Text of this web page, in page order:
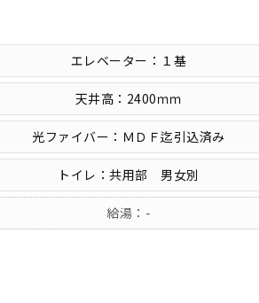
エレベーター：１基
天井高：2400ｍｍ
光ファイバー：ＭＤＦ迄引込済み
トイレ：共用部 男女別
給湯：-